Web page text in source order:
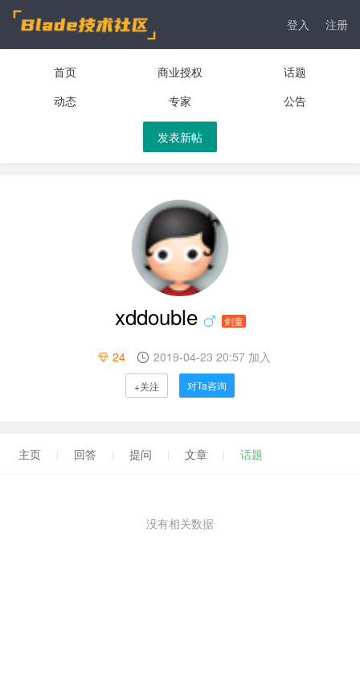
登入 注册
首页 商业授权
话题
动态
专家 公告
发表新帖
xddouble 剑童
24 2019-04-23 20:57 加入
+关注 对Ta咨询
主页 回答 提问 文章 话题
没有相关数据